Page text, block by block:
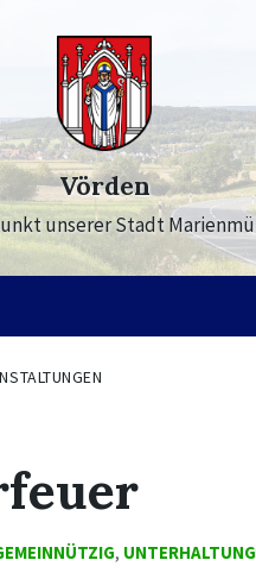
Vörden
unserer Stadt
, UNTERHALTUNG